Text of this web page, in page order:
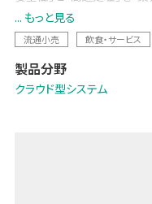
した。集計作業や会計処理
可。決済に関するお店の課
で、衛生的決済環境の実現に
ブランドWeb
... もっと見る
流通小売 飲食・サービス
製品分野
クラウド型システム